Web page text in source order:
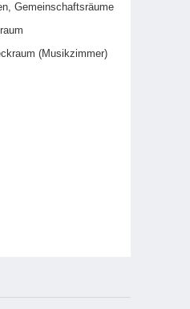
Gemeinschaftsräume
(Musikzimmer)